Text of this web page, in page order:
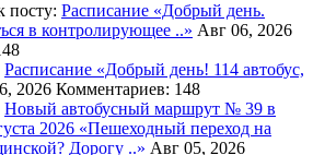
посту: Расписание «Добрый день.
в контролирующее ..» Авг 06, 2026
Расписание «Добрый день! 114 автобус,
2026 Комментариев: 148
Новый автобусный маршрут № 39 в
2026 «Пешеходный переход на
Дорогу ..» Авг 05, 2026